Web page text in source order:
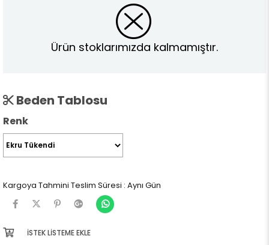
Ürün stoklarımızda kalmamıştır.
Beden Tablosu
Renk
Kargoya Tahmini Teslim Süresi : Aynı Gün
İSTEK LISTEME EKLE